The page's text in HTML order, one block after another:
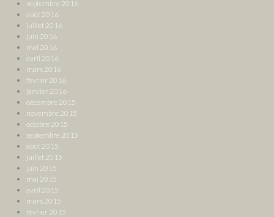
septembre 2016
août 2016
juillet 2016
juin 2016
mai 2016
avril 2016
mars 2016
février 2016
janvier 2016
décembre 2015
novembre 2015
octobre 2015
septembre 2015
août 2015
juillet 2015
juin 2015
mai 2015
avril 2015
mars 2015
février 2015